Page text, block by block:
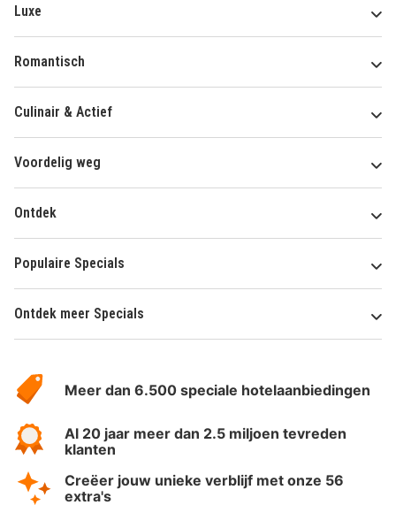
Luxe
Romantisch
Culinair & Actief
Voordelig weg
Ontdek
Populaire Specials
Ontdek meer Specials
HotelSpecials
Meer dan 6.500 speciale hotelaanbiedingen
Al 20 jaar meer dan 2.5 miljoen tevreden
klanten
Creëer jouw unieke verblijf met onze 56
extra's